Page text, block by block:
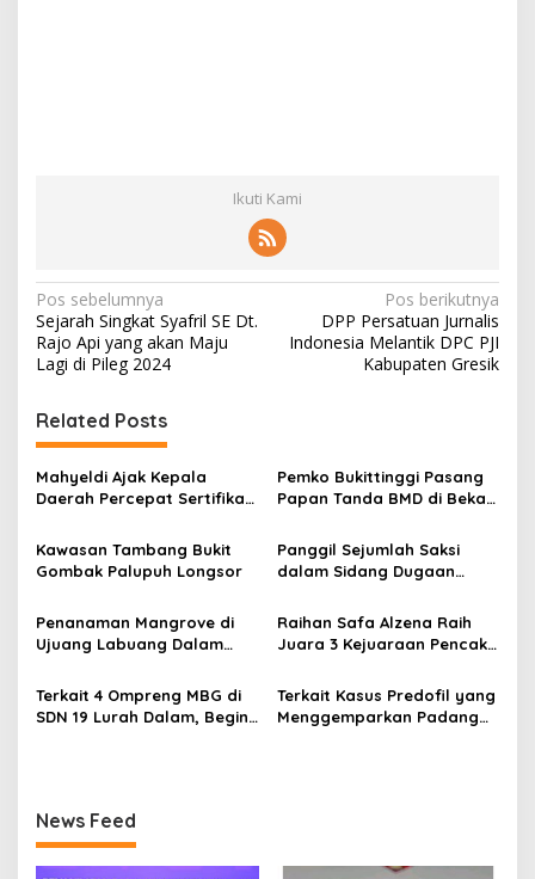
Ikuti Kami
N
a
v
i
g
a
s
i
p
s
Pos sebelumnya
Sejarah Singkat Syafril SE Dt.
Rajo Api yang akan Maju
Lagi di Pileg 2024
Pos berikutnya
DPP Persatuan Jurnalis
Indonesia Melantik DPC PJI
Kabupaten Gresik
Related Posts
Mahyeldi Ajak Kepala
Daerah Percepat Sertifikasi
Pusat Ekosistem Halal
Nasional
Pemko Bukittinggi Pasang
Papan Tanda BMD di Bekas
Kawasan Tambang Bukit
Gombak Palupuh Longsor
Panggil Sejumlah Saksi
dalam Sidang Dugaan
Terdakwa Haji DS
Penanaman Mangrove di
Ujuang Labuang Dalam
Sedunia
Raihan Safa Alzena Raih
Juara 3 Kejuaraan Pencak
Sumatera Barat
Terkait 4 Ompreng MBG di
SDN 19 Lurah Dalam, Begini
Terkait Kasus Predofil yang
Menggemparkan Padang
News Feed